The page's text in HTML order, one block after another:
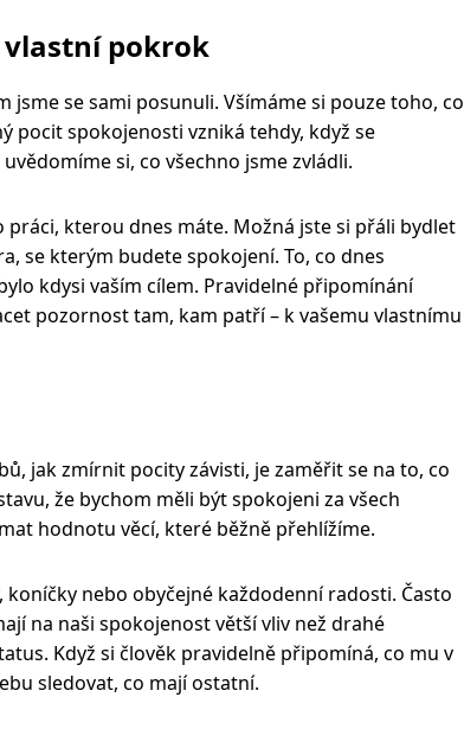
vlastní pokrok
jsme se sami posunuli. Všímáme si pouze toho, co
pocit spokojenosti vzniká tehdy, když se
si, co všechno jsme zvládli.
kterou dnes máte. Možná jste si přáli bydlet
se kterým budete spokojení. To, co dnes
kdysi vaším cílem. Pravidelné připomínání
pozornost tam, kam patří – k vašemu vlastnímu
jak zmírnit pocity závisti, je zaměřit se na to, co
že bychom měli být spokojeni za všech
hodnotu věcí, které běžně přehlížíme.
nebo obyčejné každodenní radosti. Často
na naši spokojenost větší vliv než drahé
Když si člověk pravidelně připomíná, co mu v
sledovat, co mají ostatní.